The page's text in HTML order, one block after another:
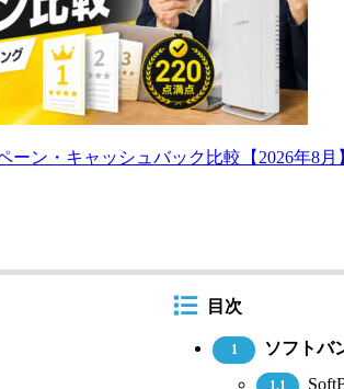
ーン・キャッシュバック比較【2026年8月
目次
1 ソフトバ
1.1